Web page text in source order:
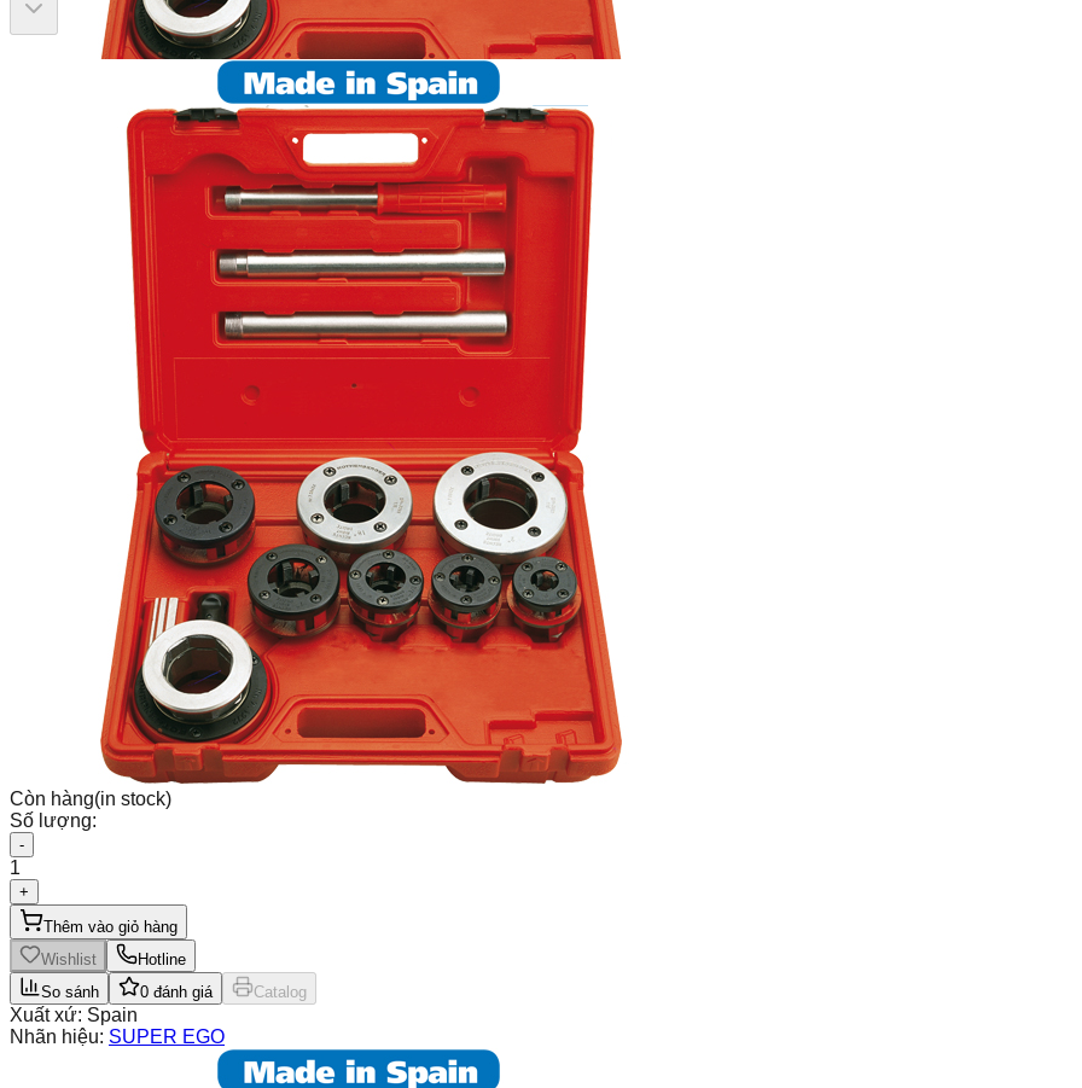
Còn hàng(in stock)
Số lượng:
-
1
+
Thêm vào giỏ hàng
Wishlist
Hotline
So sánh
0 đánh giá Catalog
Xuất xứ: Spain
Nhãn hiệu: SUPER EGO